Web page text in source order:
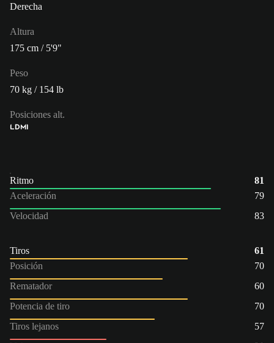
Derecha
Altura
175 cm / 5'9"
Peso
70 kg / 154 lb
Posiciones alt.
LDMI
Ritmo
81
Aceleración
79
Velocidad
83
Tiros
61
Posición
70
Rematador
60
Potencia de tiro
70
Tiros lejanos
57